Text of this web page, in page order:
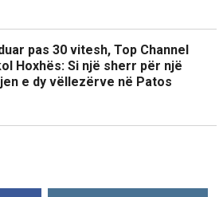
pas 30 vitesh, Top Channel
Hoxhës: Si një sherr për një
e dy vëllezërve në Patos